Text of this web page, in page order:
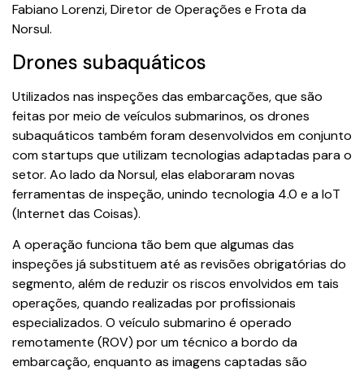
Fabiano Lorenzi, Diretor de Operações e Frota da
Norsul.
Drones subaquáticos
Utilizados nas inspeções das embarcações, que são
feitas por meio de veículos submarinos, os drones
subaquáticos também foram desenvolvidos em conjunto
com startups que utilizam tecnologias adaptadas para o
setor. Ao lado da Norsul, elas elaboraram novas
ferramentas de inspeção, unindo tecnologia 4.0 e a IoT
(Internet das Coisas).
A operação funciona tão bem que algumas das
inspeções já substituem até as revisões obrigatórias do
segmento, além de reduzir os riscos envolvidos em tais
operações, quando realizadas por profissionais
especializados. O veículo submarino é operado
remotamente (ROV) por um técnico a bordo da
embarcação, enquanto as imagens captadas são